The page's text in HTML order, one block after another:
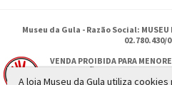
Museu da Gula - Razão Social: MUSEU
02.780.430/
VENDA PROIBIDA PARA
MODERAÇÃO.
A loja Museu da Gula utiliza